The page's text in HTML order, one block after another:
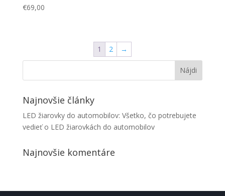
€69,00
1 2 →
Najnovšie články
LED žiarovky do automobilov: Všetko, čo potrebujete
vedieť o LED žiarovkách do automobilov
Najnovšie komentáre